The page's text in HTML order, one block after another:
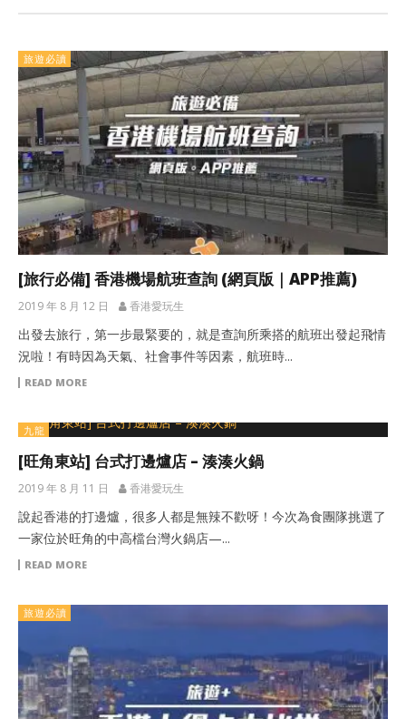
旅遊必讀
[旅行必備] 香港機場航班查詢 (網頁版｜APP推薦)
2019 年 8 月 12 日 香港愛玩生
出發去旅行，第一步最緊要的，就是查詢所乘搭的航班出發起飛情
況啦！有時因為天氣、社會事件等因素，航班時...
READ MORE
九龍
[旺角東站] 台式打邊爐店 – 湊湊火鍋
2019 年 8 月 11 日 香港愛玩生
說起香港的打邊爐，很多人都是無辣不歡呀！今次為食團隊挑選了
一家位於旺角的中高檔台灣火鍋店—...
READ MORE
旅遊必讀